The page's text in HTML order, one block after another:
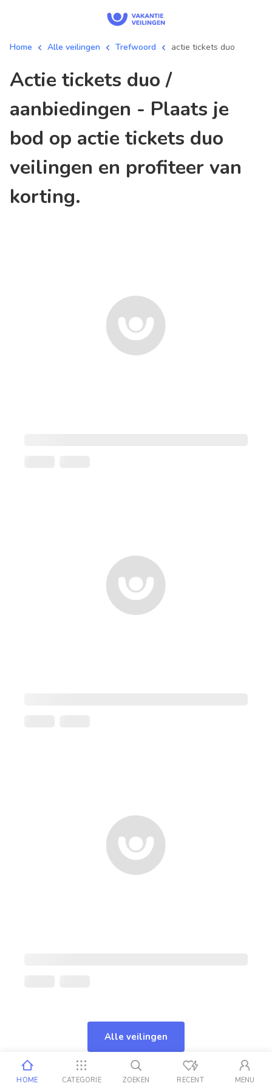
Home Alle veilingen Trefwoord actie tickets duo
actie tickets duo /
aanbiedingen - Plaats je
bod op actie tickets duo
veilingen en profiteer van
korting.
Alle veilingen
HOME CATEGORIE ZOEKEN RECENT MENU